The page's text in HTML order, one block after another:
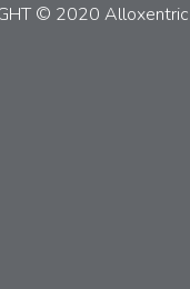
© 2020 Alloxentric